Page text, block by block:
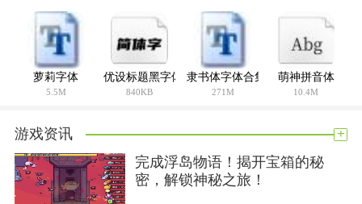
萝莉字体
5.5M
优设标题黑字体
840KB
隶书体字体合集
271M
萌神拼音体
10.4M
游戏资讯 +
完成浮岛物语！揭开宝箱的秘
密，解锁神秘之旅！